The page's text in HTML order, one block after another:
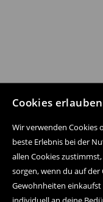
Cookies erlauben
Wir verwenden Cookies
beste Erlebnis bei der
allen Cookies
sorgen, wenn du auf
Gewohnheiten einkaufst